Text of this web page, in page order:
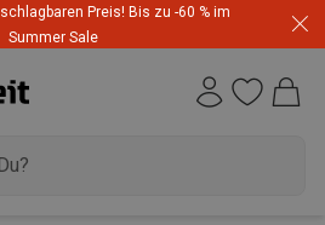
Preis! Bis zu -60 % im
Summer Sale